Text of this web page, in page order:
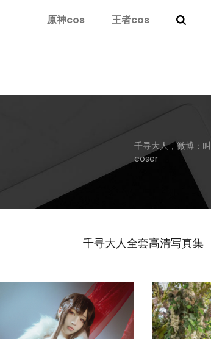
原神cos 王者cos
千寻大人，微博：
coser
千寻大人全套高清写真集